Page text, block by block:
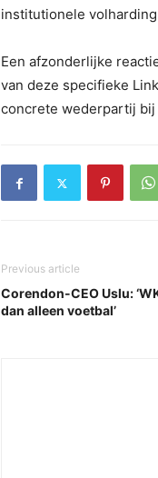
institutionele
Een afzonderlijke
van deze specifieke
concrete wederpartij bij
Previous article
Corendon-CEO Uslu:
dan alleen voetbal’